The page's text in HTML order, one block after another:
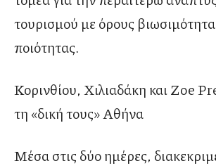
τουρισμού με όρους
ποιότητας.
Κορινθίου, Χιλιαδάκη και Zoe
τη «δική τους» Αθήνα
Μέσα στις δύο ημέρες,